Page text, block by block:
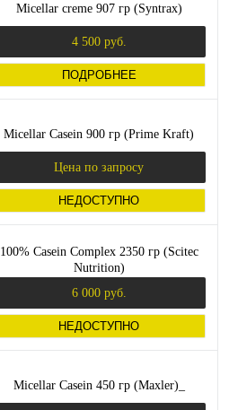
Micellar creme 907 гр (Syntrax)
4 500 руб.
ПОДРОБНЕЕ
Micellar Casein 900 гр (Prime Kraft)
Цена по запросу
НЕДОСТУПНО
100% Casein Complex 2350 гр (Scitec
Nutrition)
6 000 руб.
НЕДОСТУПНО
Micellar Casein 450 гр (Maxler)_